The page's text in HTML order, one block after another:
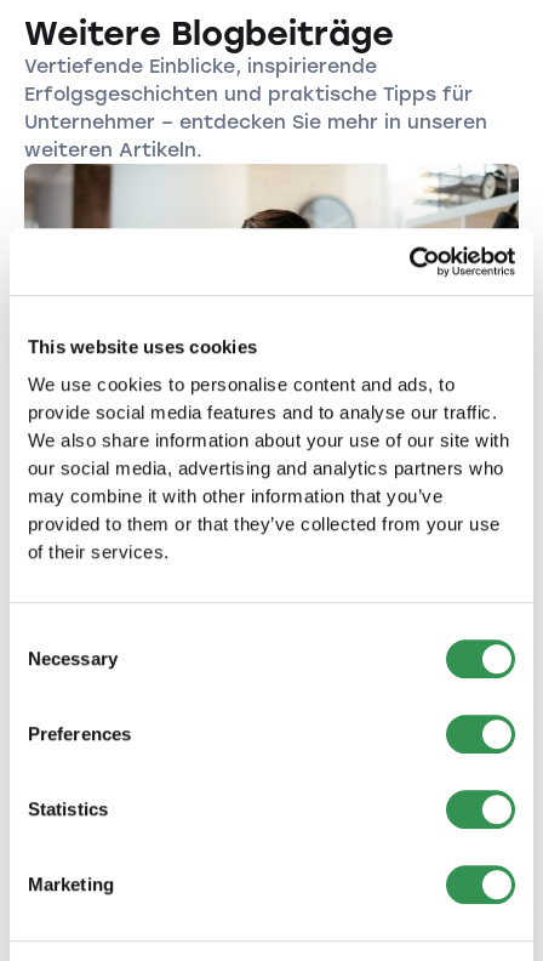
This website uses cookies
We use cookies to personalise content and ads, to
provide social media features and to analyse our traffic.
We also share information about your use of our site with
our social media, advertising and analytics partners who
may combine it with other information that you’ve
provided to them or that they’ve collected from your use
of their services.
Selection
Necessary
Preferences
Statistics
Marketing
Weitere Blogbeiträge
Vertiefende Einblicke, inspirierende
Erfolgsgeschichten und praktische Tipps für
Unternehmer – entdecken Sie mehr in unseren
weiteren Artikeln.
BUCHHALTUNG & VERWALTUNG
Mein Unternehmen: Warum die Auslagerung
Auslagerung steigert Agilität, senkt Kosten, reduziert
Lösung für Schweizer KMU.
Mehr lesen